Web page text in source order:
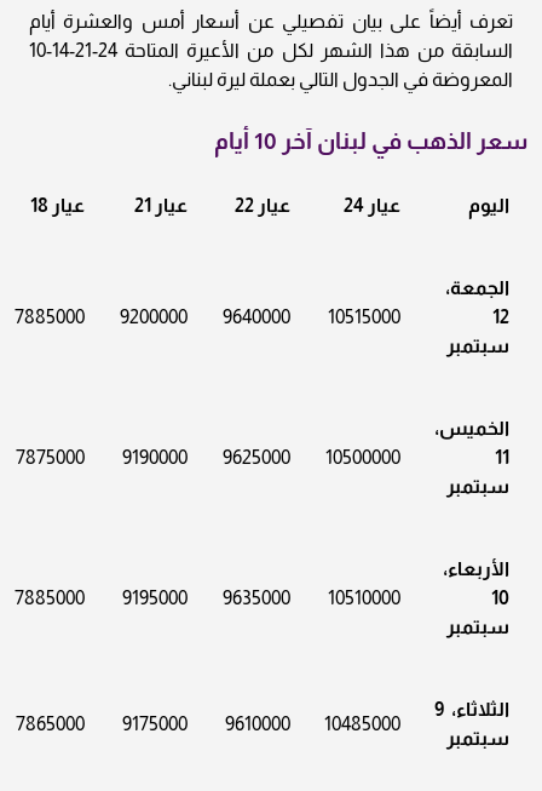
تعرف أيضاً على بيان تفصيلي عن أسعار أمس والعشرة أيام
السابقة من هذا الشهر لكل من الأعيرة المتاحة 24-21-14-10
المعروضة في الجدول التالي بعملة ليرة لبناني.
سعر الذهب في لبنان آخر 10 أيام
اليوم عيار 24 عيار 22 عيار 21 عيار 18
الجمعة،
12
سبتمبر
10515000
9640000
9200000
7885000
الخميس،
11
سبتمبر
10500000
9625000
9190000
7875000
الأربعاء،
10
سبتمبر
10510000
9635000
9195000
7885000
الثلاثاء، 9
سبتمبر
10485000
9610000
9175000
7865000